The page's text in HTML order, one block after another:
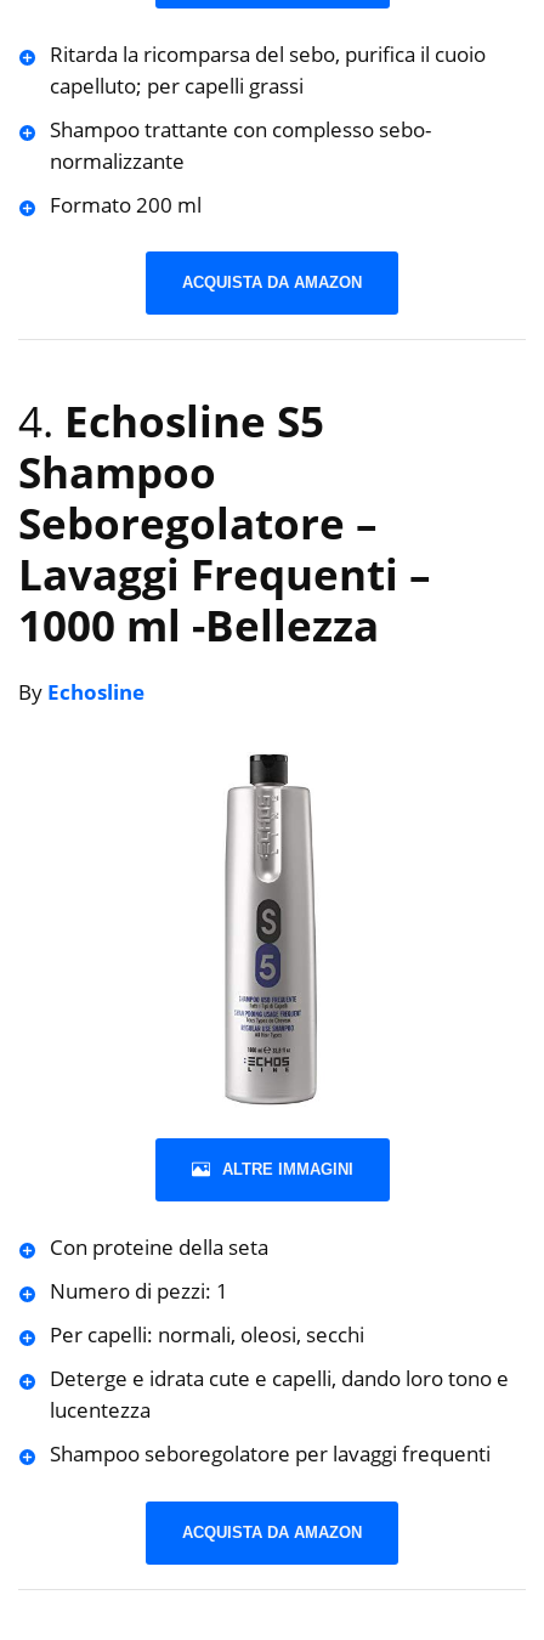
Ritarda la ricomparsa del sebo, purifica il cuoio
capelluto; per capelli grassi
Shampoo trattante con complesso sebo-
normalizzante
Formato 200 ml
ACQUISTA DA AMAZON
4. Echosline S5
Shampoo
Seboregolatore –
Lavaggi Frequenti –
1000 ml -Bellezza
By Echosline
ALTRE IMMAGINI
Con proteine della seta
Numero di pezzi: 1
Per capelli: normali, oleosi, secchi
Deterge e idrata cute e capelli, dando loro tono e
lucentezza
Shampoo seboregolatore per lavaggi frequenti
ACQUISTA DA AMAZON